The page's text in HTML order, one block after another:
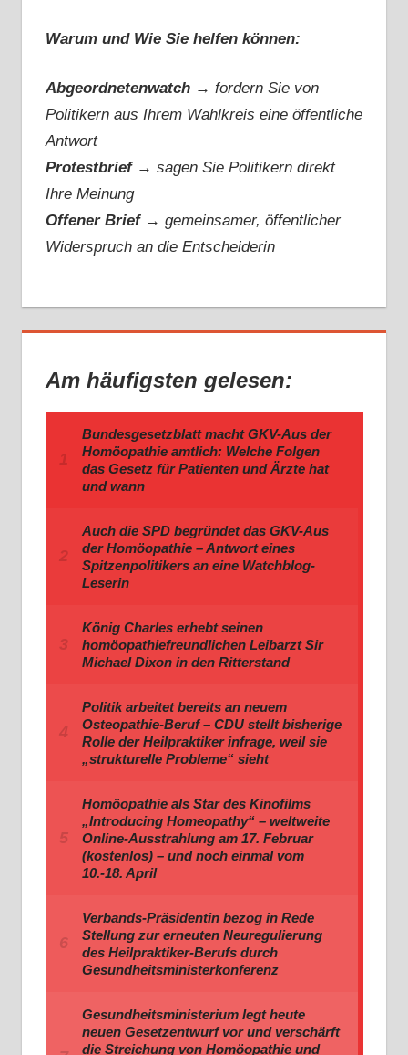
Warum und Wie Sie helfen können:
Abgeordnetenwatch → fordern Sie von
Politikern aus Ihrem Wahlkreis eine öffentliche
Antwort
Protestbrief → sagen Sie Politikern direkt
Ihre Meinung
Offener Brief → gemeinsamer, öffentlicher
Widerspruch an die Entscheiderin
Am häufigsten gelesen: